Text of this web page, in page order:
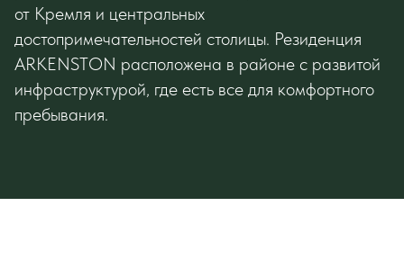
от Кремля и центральных
достопримечательностей столицы. Резиденция
ARKENSTON расположена в районе с развитой
инфраструктурой, где есть все для комфортного
пребывания.